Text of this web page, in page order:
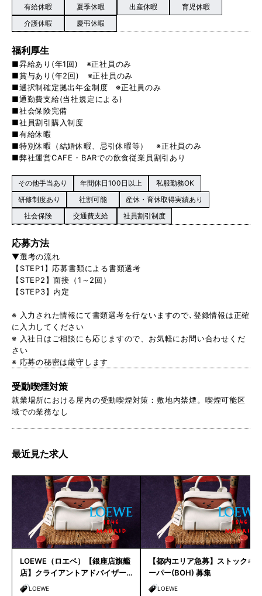
有給休暇 夏季休暇 出産休暇
育児休暇
介護休暇
慶弔休暇
福利厚生
■昇給あり(年1回) ※正社員のみ
■賞与あり(年2回) ※正社員のみ
■選択制確定拠出年金制度 ※正社員のみ
■通勤費支給(当社規定による)
■社会保険完備
■社員割引購入制度
■有給休暇
■特別休暇（結婚休暇、忌引休暇等） ※正社員のみ
■弊社運営CAFE・BARでの飲食従業員割引あり
その他手当あり 年間休日100日以上
私服勤務OK
研修制度あり
社割可能
産休・育休取得実績あり
社会保険
交通費支給 社員割引制度
応募方法
▼選考の流れ
【STEP1】応募書類による書類選考
【STEP2】面接（1～2回）
【STEP3】内定
※ 入力された情報にて書類選考を行ないますので､登録情報は正確
に入力してください
※ 入社日はご相談にも応じますので、お気軽にお問い合わせくだ
さい
※ 応募の秘密は厳守します
受動喫煙対策
就業場所における屋内の受動喫煙対策：敷地内禁煙。喫煙可能区
域での業務なし
最近見た求人
LOEWE（ロエベ）【銀座店旗艦
店】クライアントアドバイザー
／シニアクライアントアドバイ
LOEWE
【都内エリア急募】ストックキ
ーパー(BOH) 募集
LOEWE